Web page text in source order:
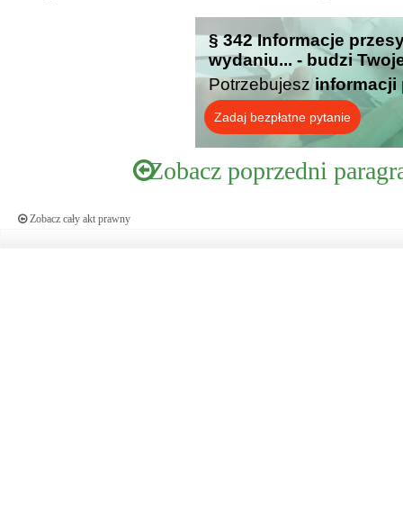
§ 342 Informacje
wydaniu... - budzi
Potrzebujesz informacji
Zadaj bezpłatne pytanie
Zobacz poprzedni
Zobacz cały akt prawny